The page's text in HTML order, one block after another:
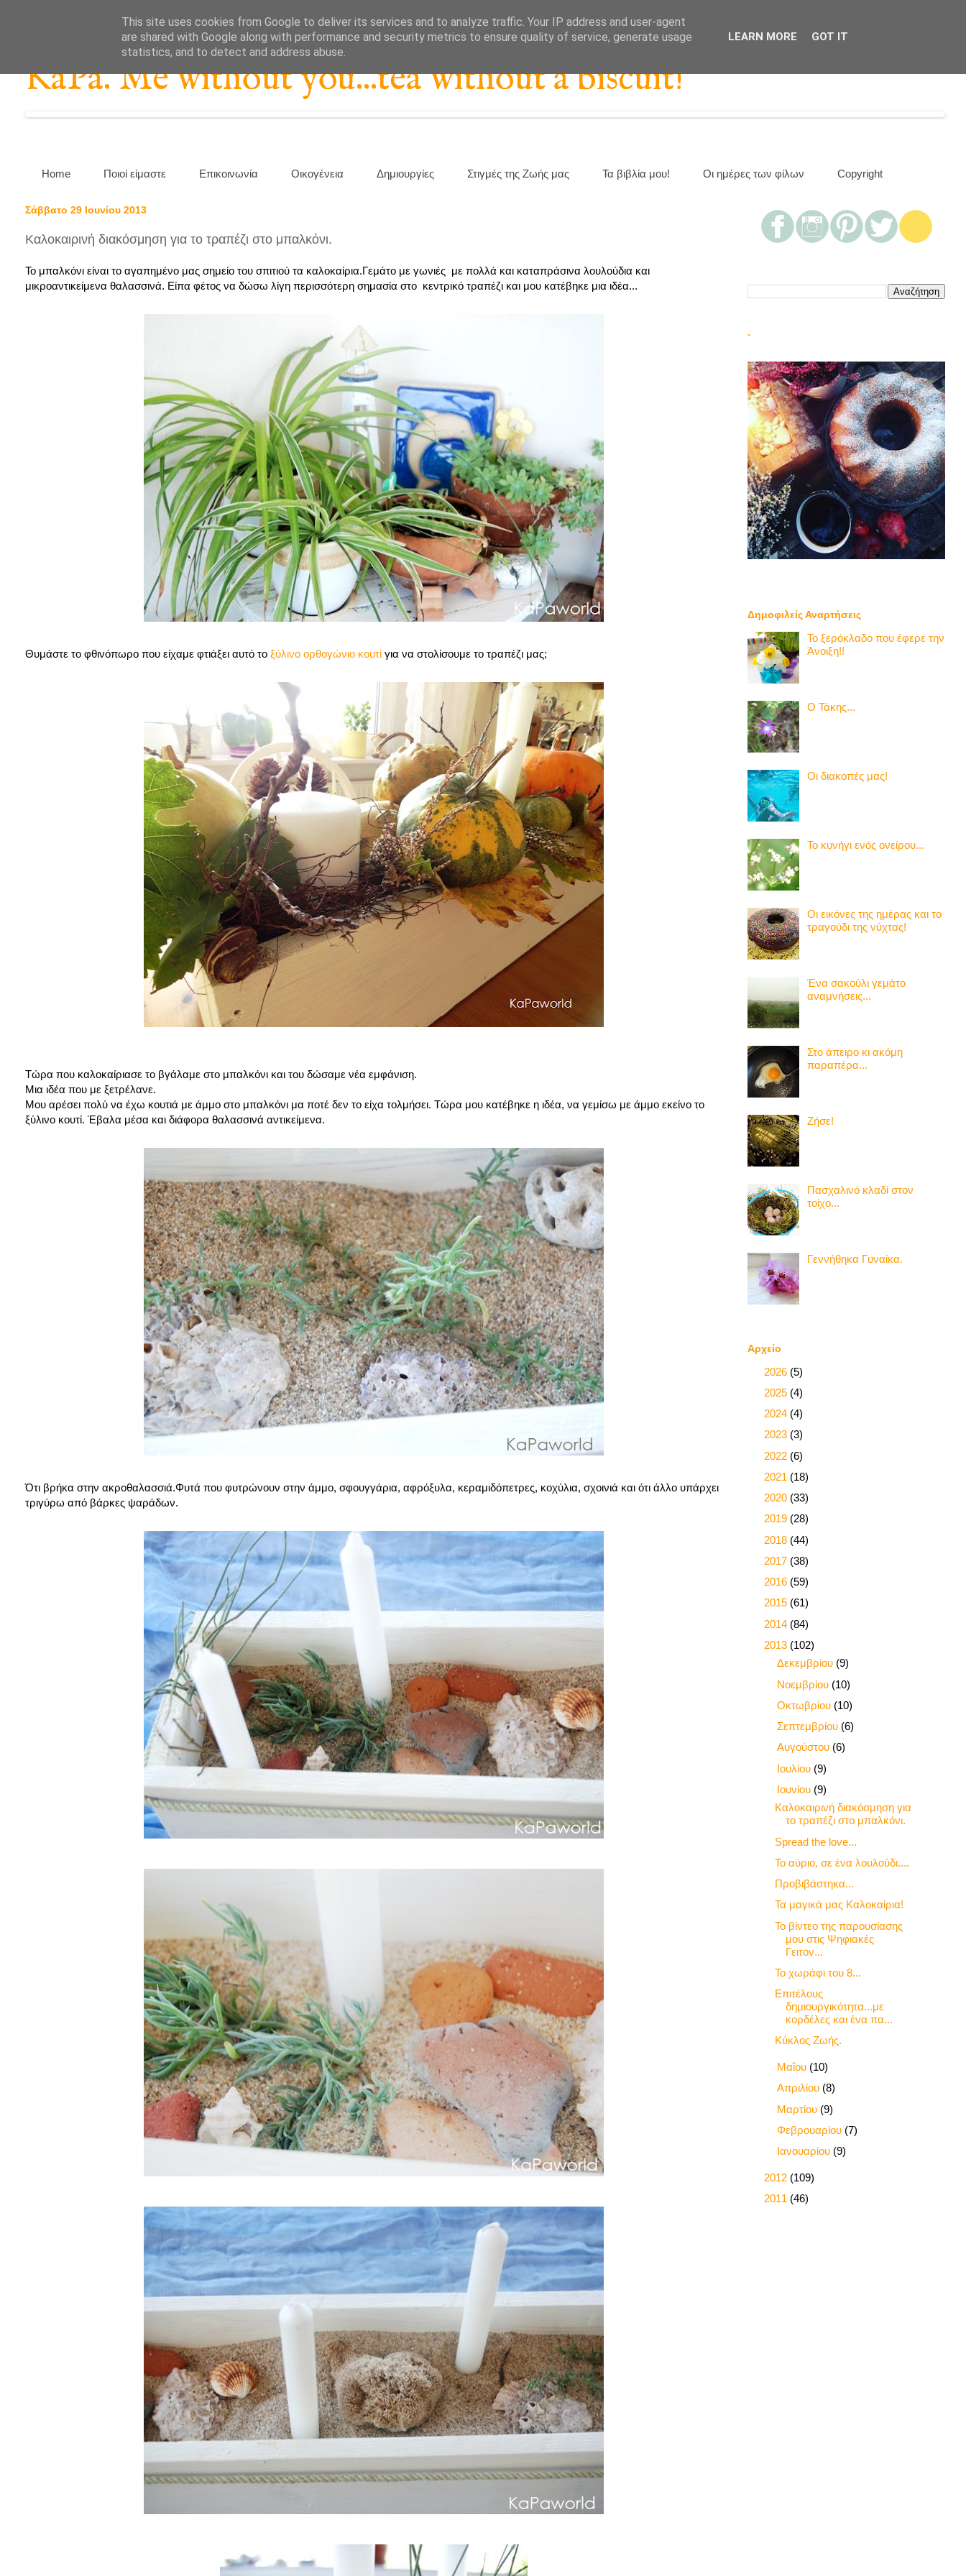
KaPa. Me without you...tea without a biscuit!
Home Ποιοί είμαστε Επικοινωνία Οικογένεια Δημιουργίες Στιγμές της Ζωής μας Τα βιβλία μου! Οι ημέρες των φίλων Copyright
Σάββατο 29 Ιουνίου 2013
Καλοκαιρινή διακόσμηση για το τραπέζι στο μπαλκόνι.
Το μπαλκόνι είναι το αγαπημένο μας σημείο του σπιτιού τα καλοκαίρια.Γεμάτο με γωνιές με πολλά και καταπράσινα λουλούδια και
μικροαντικείμενα θαλασσινά. Είπα φέτος να δώσω λίγη περισσότερη σημασία στο κεντρικό τραπέζι και μου κατέβηκε μια ιδέα...
Θυμάστε το φθινόπωρο που είχαμε φτιάξει αυτό το ξύλινο ορθογώνιο κουτί για να στολίσουμε το τραπέζι μας;
Τώρα που καλοκαίριασε το βγάλαμε στο μπαλκόνι και του δώσαμε νέα εμφάνιση.
Μια ιδέα που με ξετρέλανε.
Μου αρέσει πολύ να έχω κουτιά με άμμο στο μπαλκόνι μα ποτέ δεν το είχα τολμήσει. Τώρα μου κατέβηκε η ιδέα, να γεμίσω με άμμο εκείνο το
ξύλινο κουτί. Έβαλα μέσα και διάφορα θαλασσινά αντικείμενα.
Ότι βρήκα στην ακροθαλασσιά.Φυτά που φυτρώνουν στην άμμο, σφουγγάρια, αφρόξυλα, κεραμιδόπετρες, κοχύλια, σχοινιά και ότι άλλο υπάρχει
τριγύρω από βάρκες ψαράδων.
`
Δημοφιλείς Αναρτήσεις
Το ξερόκλαδο που έφερε την
Άνοιξη!!
Ο Τάκης...
Οι διακοπές μας!
Το κυνήγι ενός ονείρου...
Οι εικόνες της ημέρας και το
τραγούδι της νύχτας!
Ένα σακούλι γεμάτο
αναμνήσεις...
Στο άπειρο κι ακόμη
παραπέρα...
Ζήσε!
Πασχαλινό κλαδί στον
τοίχο...
Γεννήθηκα Γυναίκα.
Αρχείο
2026 (5)
2025 (4)
2024 (4)
2023 (3)
2022 (6)
2021 (18)
2020 (33)
2019 (28)
2018 (44)
2017 (38)
2016 (59)
2015 (61)
2014 (84)
2013 (102)
Δεκεμβρίου (9)
Νοεμβρίου (10)
Οκτωβρίου (10)
Σεπτεμβρίου (6)
Αυγούστου (6)
Ιουλίου (9)
Ιουνίου (9)
Καλοκαιρινή διακόσμηση για
το τραπέζι στο μπαλκόνι.
Spread the love...
Το αύριο, σε ένα λουλούδι....
Προβιβάστηκα...
Τα μαγικά μας Καλοκαίρια!
Το βίντεο της παρουσίασης
μου στις Ψηφιακές
Γειτον...
Το χωράφι του 8...
Επιτέλους
δημιουργικότητα...με
κορδέλες και ένα πα...
Κύκλος Ζωής.
Μαΐου (10)
Απριλίου (8)
Μαρτίου (9)
Φεβρουαρίου (7)
Ιανουαρίου (9)
2012 (109)
2011 (46)
This site uses cookies from Google to deliver its services and to analyze traffic. Your IP address and user-agent
are shared with Google along with performance and security metrics to ensure quality of service, generate usage
statistics, and to detect and address abuse.
LEARN MORE GOT IT